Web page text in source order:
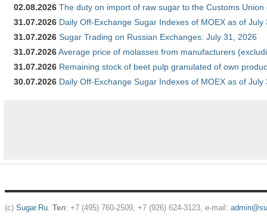
02.08.2026 The duty on import of raw sugar to the Customs
31.07.2026 Daily Off-Exchange Sugar Indexes of MOEX as of July
31.07.2026 Sugar Trading on Russian Exchanges: July 31, 2026
31.07.2026Average price of molasses from manufacturers
31.07.2026 Remaining stock of beet pulp granulated of own
30.07.2026 Daily Off-Exchange Sugar Indexes of MOEX as of July
(c) Sugar.Ru. Тел: +7 (495) 760-2509, +7 (926) 624-3123, e-mail: